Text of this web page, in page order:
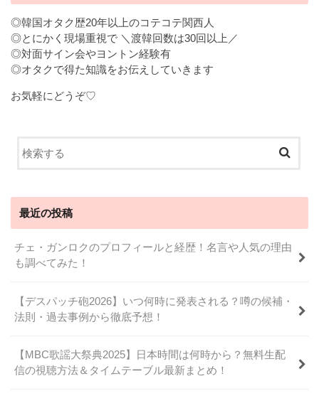
◎韓国オタク歴20年以上のコテコテ関西人
◎とにかく現場重視で ＼渡韓回数は30回以上／
◎対面サイン会やヨントン経験有
◎オタクで得た知識をお伝えしていきます
お気軽にどうぞ♡
最近の投稿
チェ・ガンロクのプロフィールと経歴！名言や人気の理由
も調べてみた！
【デスパッチ砲2026】いつ何時に発表される？噂の候補・
法則・過去事例から徹底予想！
【MBC歌謡大祭典2025】日本時間は何時から？無料生配
信の視聴方法＆タイムテーブル最新まとめ！